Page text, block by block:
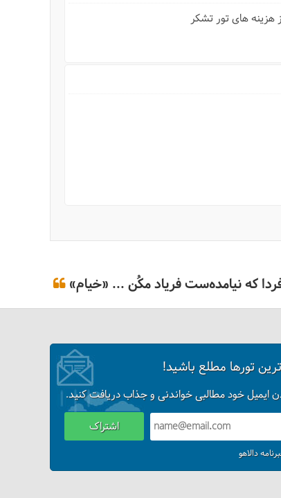
های تور تشکر
که نیامده‌ست فریاد مکُن ... «خیام»
تورها مطلع باشید!
ایمیل خود مطالبی خواندنی و جذاب دریافت کنید.
اشتراک
دالاهو